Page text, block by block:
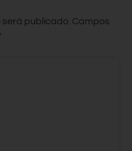
publicado. Campos